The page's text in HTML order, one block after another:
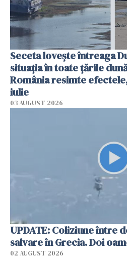
Seceta lovește întreaga
situația în toate țările
România resimte
iulie
03 AUGUST 2026
UPDATE: Coliziune între
salvare în Grecia. Doi
02 AUGUST 2026